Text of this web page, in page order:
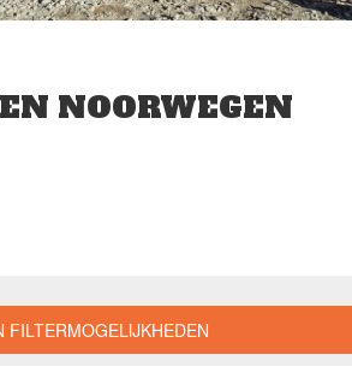
NOORWEGEN
FILTERMOGELIJKHEDEN